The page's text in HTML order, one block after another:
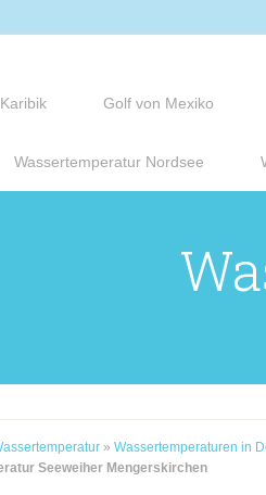
Karibik Golf von Mexiko
Wassertemperatur Nordsee
» Wassertemperaturen in
Seeweiher Mengerskirchen